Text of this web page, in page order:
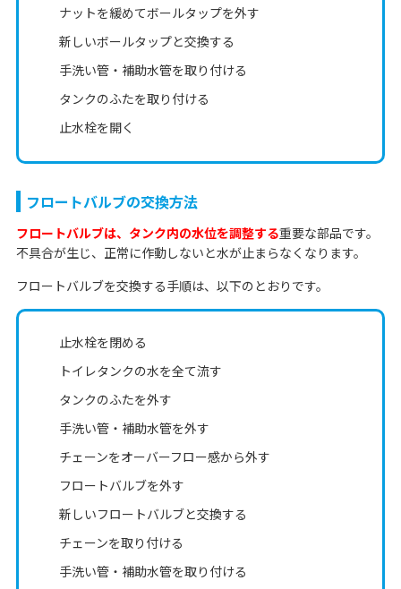
ナットを緩めてボールタップを外す
新しいボールタップと交換する
手洗い管・補助水管を取り付ける
タンクのふたを取り付ける
止水栓を開く
フロートバルブの交換方法
フロートバルブは、タンク内の水位を調整する重要な部品です。
不具合が生じ、正常に作動しないと水が止まらなくなります。
フロートバルブを交換する手順は、以下のとおりです。
止水栓を閉める
トイレタンクの水を全て流す
タンクのふたを外す
手洗い管・補助水管を外す
チェーンをオーバーフロー感から外す
フロートバルブを外す
新しいフロートバルブと交換する
チェーンを取り付ける
手洗い管・補助水管を取り付ける